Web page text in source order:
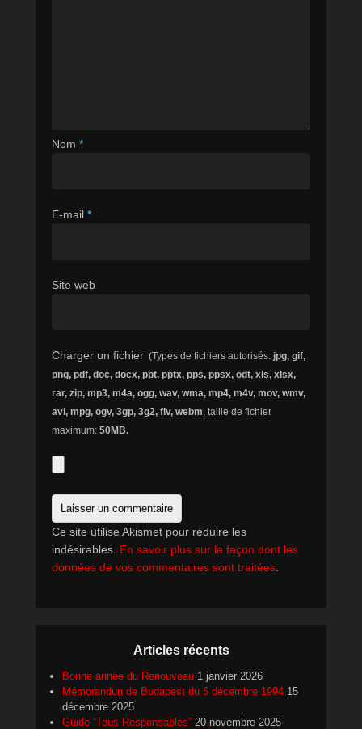
Nom *
E-mail *
Site web
Charger un fichier (Types de fichiers autorisés: jpg, gif,
png, pdf, doc, docx, ppt, pptx, pps, ppsx, odt, xls, xlsx,
rar, zip, mp3, m4a, ogg, wav, wma, mp4, m4v, mov, wmv,
avi, mpg, ogv, 3gp, 3g2, flv, webm , taille de fichier
maximum: 50MB.
Ce site utilise Akismet pour réduire les
indésirables. En savoir plus sur la façon dont les
données de vos commentaires sont traitées
Articles récents
Bonne année du Renouveau 1 janvier 2026
Mémorandun de Budapest du 5 décembre 1994 15
décembre 2025
Guide “Tous Responsables” 20 novembre 2025